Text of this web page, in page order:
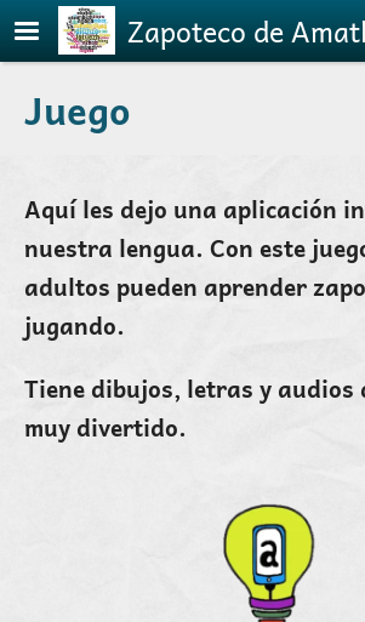
Pasar al contenido principal
Zapoteco de
Juego
Aquí les dejo una aplicación
nuestra lengua. Con este
adultos pueden aprender
jugando.
Tiene dibujos, letras y audios
muy divertido.